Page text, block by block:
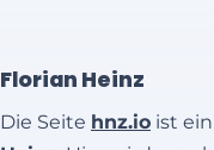
Florian Heinz
Die Seite hnz.io ist